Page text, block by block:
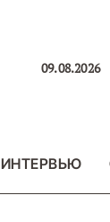
09.08.2026
ИНТЕРВЬЮ